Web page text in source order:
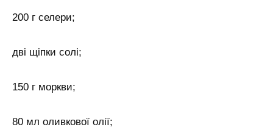
200 г селери;
дві щіпки солі;
150 г моркви;
80 мл оливкової олії;